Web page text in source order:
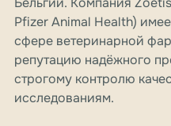
Pfizer Animal Health)
сфере ветеринарной
репутацию надёжного
строгому контролю
исследованиям.